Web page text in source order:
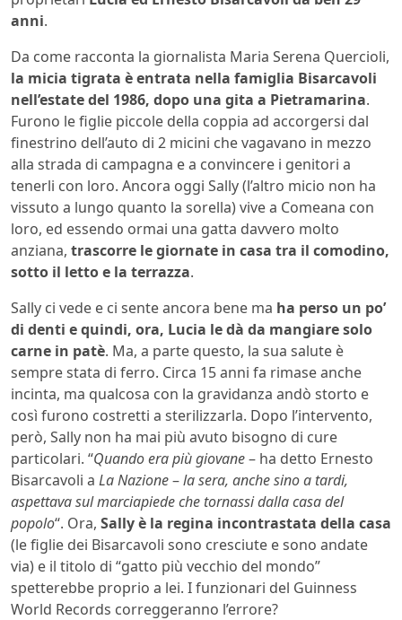
anni.
Da come racconta la giornalista Maria Serena Quercioli,
la micia tigrata è entrata nella famiglia Bisarcavoli
nell’estate del 1986, dopo una gita a Pietramarina.
Furono le figlie piccole della coppia ad accorgersi dal
finestrino dell’auto di 2 micini che vagavano in mezzo
alla strada di campagna e a convincere i genitori a
tenerli con loro. Ancora oggi Sally (l’altro micio non ha
vissuto a lungo quanto la sorella) vive a Comeana con
loro, ed essendo ormai una gatta davvero molto
anziana, trascorre le giornate in casa tra il comodino,
sotto il letto e la terrazza.
Sally ci vede e ci sente ancora bene ma ha perso un po’
di denti e quindi, ora, Lucia le dà da mangiare solo
carne in patè. Ma, a parte questo, la sua salute è
sempre stata di ferro. Circa 15 anni fa rimase anche
incinta, ma qualcosa con la gravidanza andò storto e
così furono costretti a sterilizzarla. Dopo l’intervento,
però, Sally non ha mai più avuto bisogno di cure
particolari. “Quando era più giovane– ha detto Ernesto
Bisarcavoli a La Nazione–la sera, anche sino a tardi,
aspettava sul marciapiede che tornassi dalla casa del
popolo“. Ora, Sally è la regina incontrastata della casa
(le figlie dei Bisarcavoli sono cresciute e sono andate
via) e il titolo di “gatto più vecchio del mondo”
spetterebbe proprio a lei. I funzionari del Guinness
World Records correggeranno l’errore?